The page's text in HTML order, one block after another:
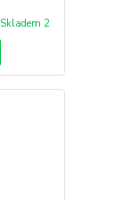
Skladem 2